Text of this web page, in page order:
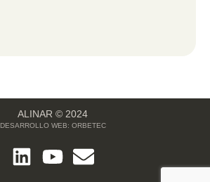
ALINAR © 2024
DESARROLLO WEB: ORBETEC